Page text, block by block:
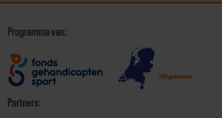
Programma van:
340 gemeenten
Partners: